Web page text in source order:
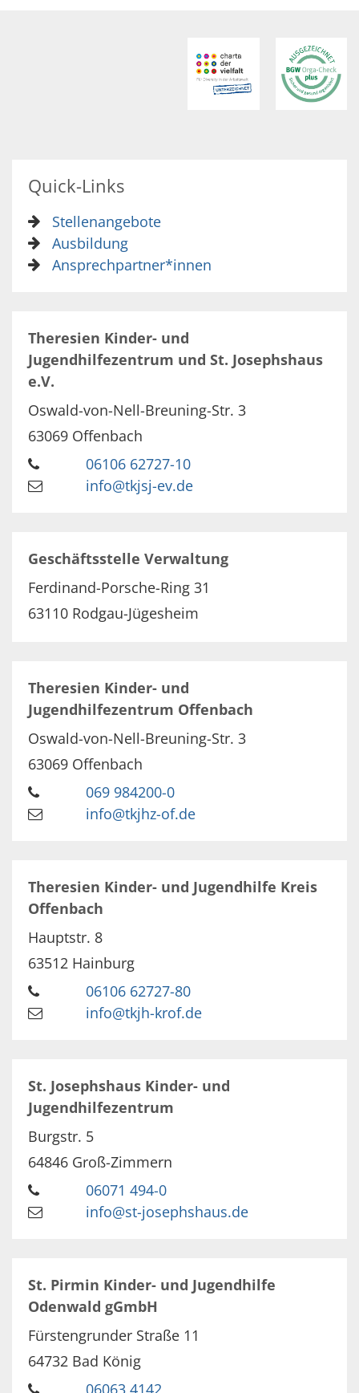
Quick-Links
Stellenangebote
Ausbildung
Ansprechpartner*innen
Theresien Kinder- und
Jugendhilfezentrum und St. Josephshaus
e.V.
Oswald-von-Nell-Breuning-Str. 3
63069 Offenbach
06106 62727-10
info@tkjsj-ev.de
Geschäftsstelle Verwaltung
Ferdinand-Porsche-Ring 31
63110 Rodgau-Jügesheim
Theresien Kinder- und
Jugendhilfezentrum Offenbach
Oswald-von-Nell-Breuning-Str. 3
63069 Offenbach
069 984200-0
info@tkjhz-of.de
Theresien Kinder- und Jugendhilfe Kreis
Offenbach
Hauptstr. 8
63512 Hainburg
06106 62727-80
info@tkjh-krof.de
St. Josephshaus Kinder- und
Jugendhilfezentrum
Burgstr. 5
64846 Groß-Zimmern
06071 494-0
info@st-josephshaus.de
St. Pirmin Kinder- und Jugendhilfe
Odenwald gGmbH
Fürstengrunder Straße 11
64732 Bad König